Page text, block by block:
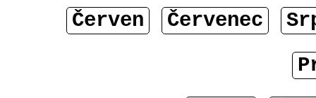
Červen
Červenec